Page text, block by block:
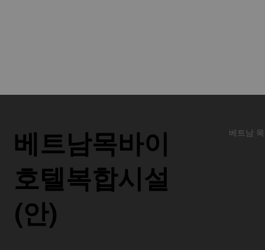
베트남목바이
호텔복합시설
(안)
베트남